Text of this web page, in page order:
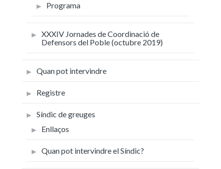
Programa
XXXIV Jornades de Coordinació de
Defensors del Poble (octubre 2019)
Quan pot intervindre
Registre
Síndic de greuges
Enllaços
Quan pot intervindre el Síndic?